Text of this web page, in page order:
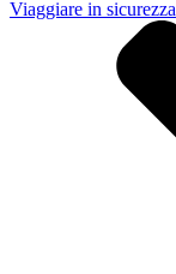
Viaggiare in sicurezza